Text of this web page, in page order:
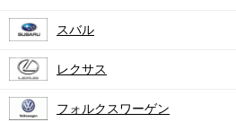
スバル
レクサス
フォルクスワーゲン